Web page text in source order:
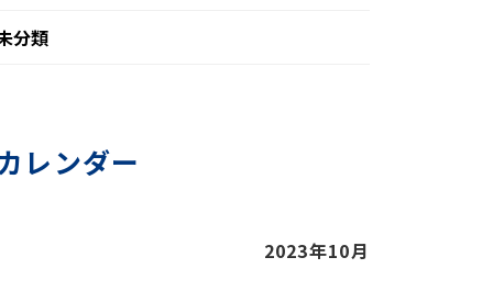
分類
レンダー
2023年10月